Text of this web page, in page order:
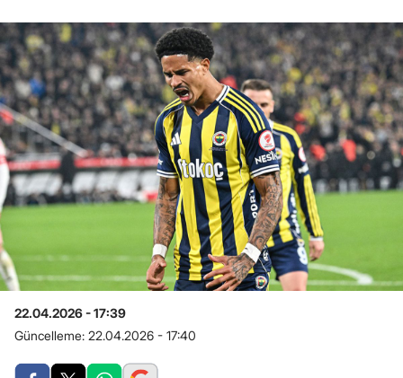
22.04.2026 - 17:39
Güncelleme: 22.04.2026 - 17:40